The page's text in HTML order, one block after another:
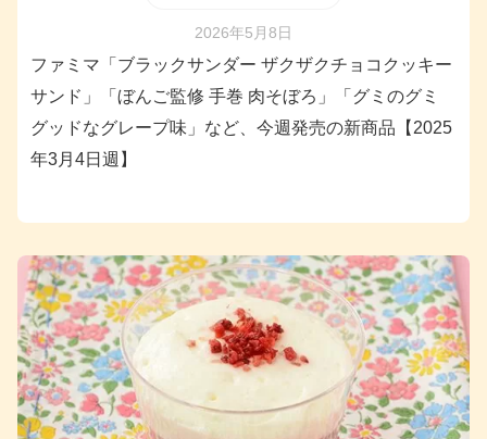
2026年5月8日
ファミマ「ブラックサンダー ザクザクチョコクッキー
サンド」「ぼんご監修 手巻 肉そぼろ」「グミのグミ
グッドなグレープ味」など、今週発売の新商品【2025
年3月4日週】